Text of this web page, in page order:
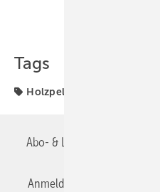
Tags
Holzpellet
Abo- & Leserservice
Anmelden